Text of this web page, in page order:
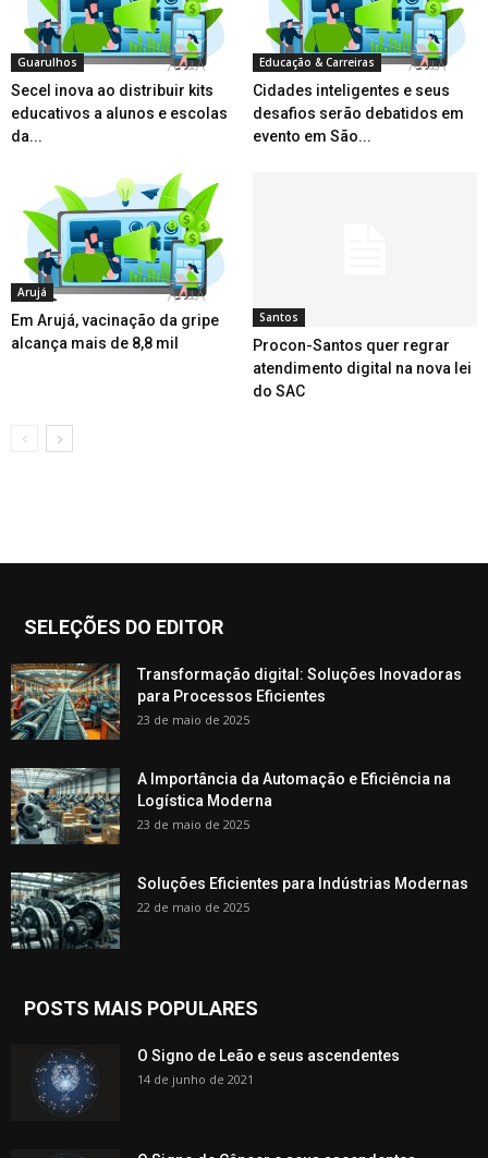
Guarulhos
Secel inova ao distribuir kits
educativos a alunos e escolas
da...
Educação & Carreiras
Cidades inteligentes e seus
desafios serão debatidos em
evento em São...
Arujá
Em Arujá, vacinação da gripe
alcança mais de 8,8 mil
Santos
Procon-Santos quer regrar
atendimento digital na nova lei
do SAC
SELEÇÕES DO EDITOR
Transformação digital: Soluções Inovadoras
para Processos Eficientes
23 de maio de 2025
A Importância da Automação e Eficiência na
Logística Moderna
23 de maio de 2025
Soluções Eficientes para Indústrias Modernas
22 de maio de 2025
POSTS MAIS POPULARES
O Signo de Leão e seus ascendentes
14 de junho de 2021